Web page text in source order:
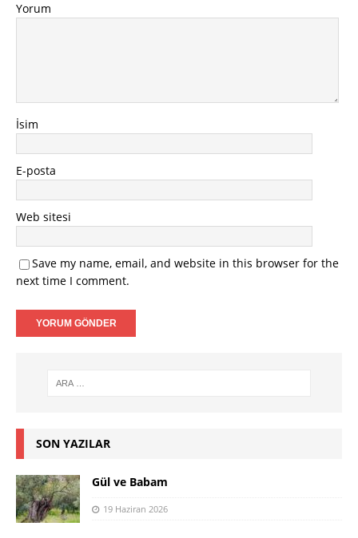
Yorum
İsim
E-posta
Web sitesi
Save my name, email, and website in this browser for the
next time I comment.
SON YAZILAR
Gül ve Babam
19 Haziran 2026